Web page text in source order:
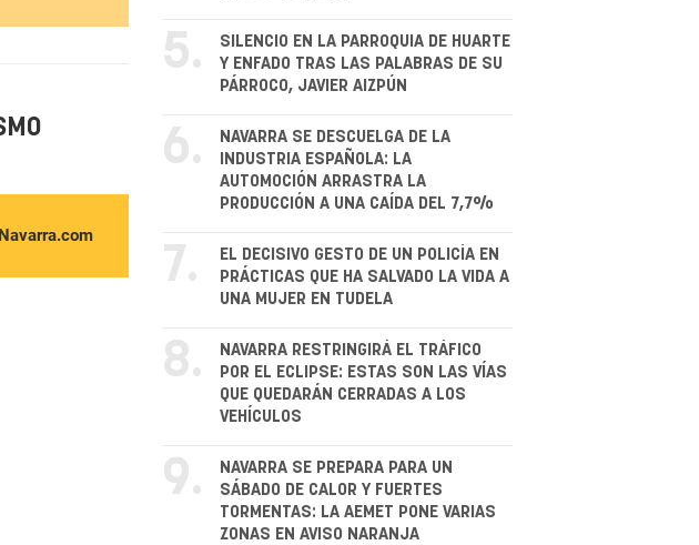
5.
SILENCIO EN LA PARROQUIA DE HUARTE
Y ENFADO TRAS LAS PALABRAS DE SU
PÁRROCO, JAVIER AIZPÚN
6.
NAVARRA SE DESCUELGA DE LA
INDUSTRIA ESPAÑOLA: LA
AUTOMOCIÓN ARRASTRA LA
PRODUCCIÓN A UNA CAÍDA DEL 7,7%
7.
EL DECISIVO GESTO DE UN POLICÍA EN
PRÁCTICAS QUE HA SALVADO LA VIDA A
UNA MUJER EN TUDELA
8.
NAVARRA RESTRINGIRÁ EL TRÁFICO
POR EL ECLIPSE: ESTAS SON LAS VÍAS
QUE QUEDARÁN CERRADAS A LOS
VEHÍCULOS
9.
NAVARRA SE PREPARA PARA UN
SÁBADO DE CALOR Y FUERTES
TORMENTAS: LA AEMET PONE VARIAS
ZONAS EN AVISO NARANJA